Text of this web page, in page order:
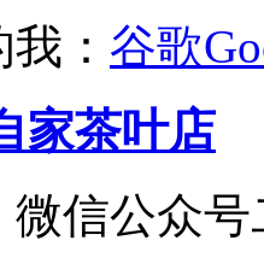
： 谷歌
家茶叶店
微信公众